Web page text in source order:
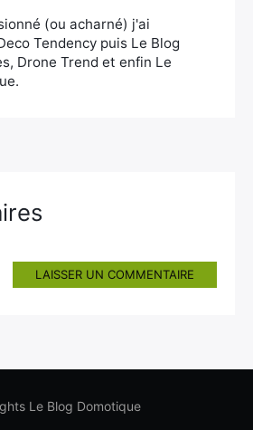
(ou acharné) j'ai
Tendency puis Le Blog
Drone Trend et enfin Le
LAISSER UN COMMENTAIRE
Le Blog Domotique